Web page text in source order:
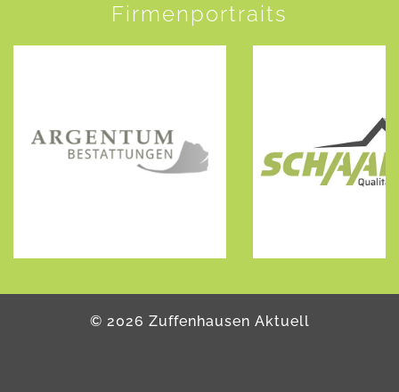
Firmenportraits
© 2026 Zuffenhausen Aktuell